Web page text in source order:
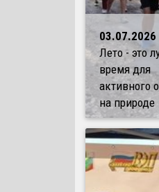
03.07.2026
Лето - это
время для
активного
на природе